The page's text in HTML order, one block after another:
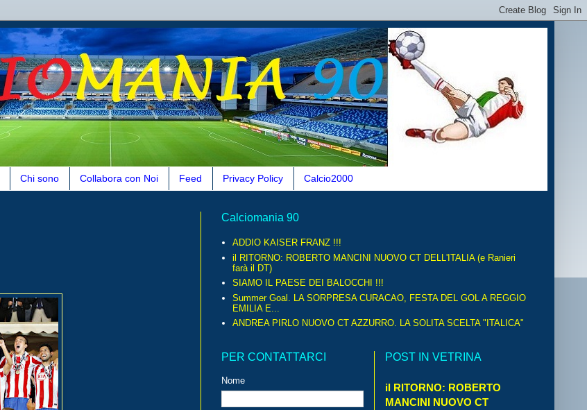
Chi sono Collabora con Noi Feed Privacy Policy Calcio2000
Calciomania 90
ADDIO KAISER FRANZ !!!
il RITORNO: ROBERTO MANCINI NUOVO CT DELL'ITALIA (e Ranieri
farà il DT)
SIAMO IL PAESE DEI BALOCCHI !!!
Summer Goal. LA SORPRESA CURACAO, FESTA DEL GOL A REGGIO
EMILIA E...
ANDREA PIRLO NUOVO CT AZZURRO. LA SOLITA SCELTA "ITALICA"
PER CONTATTARCI
Nome
POST IN VETRINA
il RITORNO: ROBERTO
MANCINI NUOVO CT